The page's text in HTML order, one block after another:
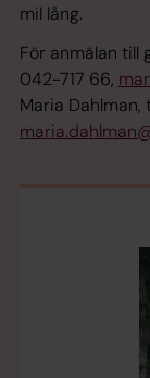
mil lång.
För anmälan till
042-717 66,
Maria Dahlman,